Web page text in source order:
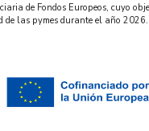
de Fondos Europeos, cuyo
las pymes durante el año